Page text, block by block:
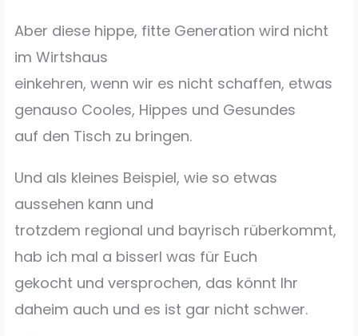
Aber diese hippe, fitte Generation wird nicht
im Wirtshaus
einkehren, wenn wir es nicht schaffen, etwas
genauso Cooles, Hippes und Gesundes
auf den Tisch zu bringen.
Und als kleines Beispiel, wie so etwas
aussehen kann und
trotzdem regional und bayrisch rüberkommt,
hab ich mal a bisserl was für Euch
gekocht und versprochen, das könnt Ihr
daheim auch und es ist gar nicht schwer.